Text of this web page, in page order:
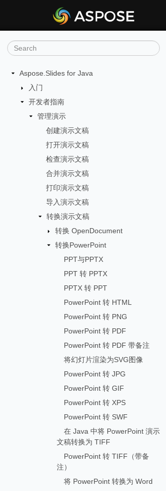
Aspose.Slides for Java
入门
开发者指南
管理演示
创建演示文稿
打开演示文稿
检查演示文稿
合并演示文稿
打印演示文稿
导入演示文稿
转换演示文稿
转换 OpenDocument
转换PowerPoint
PPT与PPTX
PPT 转 PPTX
PPTX 转 PPT
PowerPoint 转 HTML
PowerPoint 转 PNG
PowerPoint 转 PDF
PowerPoint 转 PDF 带备注
将幻灯片渲染为SVG图像
PowerPoint 转 JPG
PowerPoint 转 GIF
PowerPoint 转 XPS
PowerPoint 转 SWF
在 Java 中将 PowerPoint 演示
文稿转换为 TIFF
PowerPoint 转 TIFF（带备
注）
将 PowerPoint 转换为 Word